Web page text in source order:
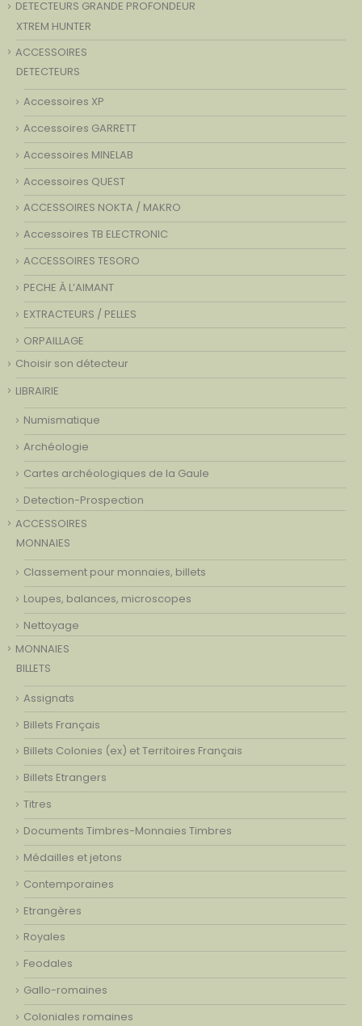
DETECTEURS GRANDE PROFONDEUR
XTREM HUNTER
ACCESSOIRES
DETECTEURS
Accessoires XP
Accessoires GARRETT
Accessoires MINELAB
Accessoires QUEST
ACCESSOIRES NOKTA / MAKRO
Accessoires TB ELECTRONIC
ACCESSOIRES TESORO
PECHE À L’AIMANT
EXTRACTEURS / PELLES
ORPAILLAGE
Choisir son détecteur
LIBRAIRIE
Numismatique
Archéologie
Cartes archéologiques de la Gaule
Detection-Prospection
ACCESSOIRES
MONNAIES
Classement pour monnaies, billets
Loupes, balances, microscopes
Nettoyage
MONNAIES
BILLETS
Assignats
Billets Français
Billets Colonies (ex) et Territoires Français
Billets Etrangers
Titres
Documents Timbres-Monnaies Timbres
Médailles et jetons
Contemporaines
Etrangères
Royales
Feodales
Gallo-romaines
Coloniales romaines